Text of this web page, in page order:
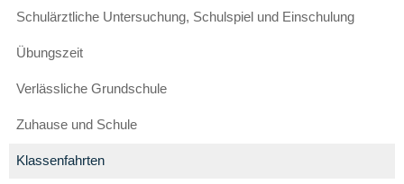
dem
in
die
Konzept
Navigation
Schulärztliche Untersuchung, Schulspiel und Einschulung
Übungszeit
Verlässliche Grundschule
Zuhause und Schule
Klassenfahrten